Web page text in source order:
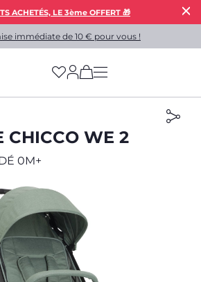
ACHETÉS, LE 3ème OFFERT 🎁
immédiate de 10 € pour vous !
(has more options
CHICCO WE 2
0M+